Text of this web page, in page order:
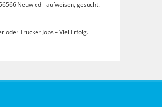
Neuwied - aufweisen, gesucht.
oder Trucker Jobs – Viel Erfolg.